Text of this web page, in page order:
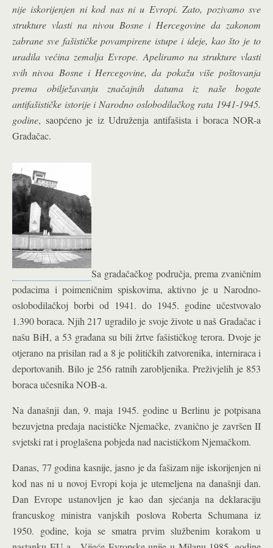
nije iskorijenjen ni kod nas ni u Evropi. Zato, pozivamo sve
strukture vlasti na nivou Bosne i Hercegovine da zakonom
zabrane sve fašističke povampirene istupe i ideje, kao što je to
uradila većina zemalja Evrope. Apeliramo na strukture vlasti
svih nivoa Bosne i Hercegovine, da pokažu više poštovanja
prema obilježavanju značajnih datuma iz naše bogate
antifašističke istorije i Narodno oslobodilačkog rata 1941-1945.
godine, saopćeno je iz Udruženja antifašista i boraca NOR-a
Gradačac.
Sa gradačačkog područja, prema zvaničnim
podacima i poimeničnim spiskovima, aktivno je u Narodno-
oslobodilačkoj borbi od 1941. do 1945. godine učestvovalo
1.390 boraca. Njih 217 ugradilo je svoje živote u naš Gradačac i
našu BiH, a 53 građana su bili žrtve fašističkog terora. Dvoje je
otjerano na prisilan rad a 8 je političkih zatvorenika, interniraca i
deportovanih. Bilo je 256 ratnih zarobljenika. Preživjelih je 853
boraca učesnika NOB-a.
Na današnji dan, 9. maja 1945. godine u Berlinu je potpisana
bezuvjetna predaja nacističke Njemačke, zvanično je završen II
svjetski rat i proglašena pobjeda nad nacističkom Njemačkom.
Danas, 77 godina kasnije, jasno je da fašizam nije iskorijenjen ni
kod nas ni u novoj Evropi koja je utemeljena na današnji dan.
Dan Evrope ustanovljen je kao dan sjećanja na deklaraciju
francuskog ministra vanjskih poslova Roberta Schumana iz
1950. godine, koja se smatra prvim službenim korakom u